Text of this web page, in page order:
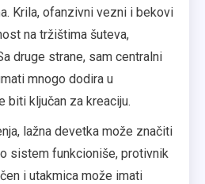
Krila, ofanzivni vezni i bekovi
na tržištima šuteva,
druge strane, sam centralni
mnogo dodira u
biti ključan za kreaciju.
lažna devetka može značiti
sistem funkcioniše, protivnik
i utakmica može imati